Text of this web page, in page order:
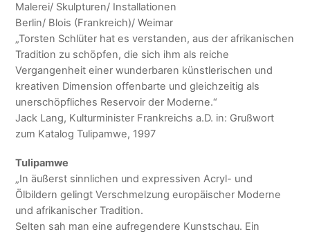
Malerei/ Skulpturen/ Installationen
Berlin/ Blois (Frankreich)/ Weimar
„Torsten Schlüter hat es verstanden, aus der afrikanischen
Tradition zu schöpfen, die sich ihm als reiche
Vergangenheit einer wunderbaren künstlerischen und
kreativen Dimension offenbarte und gleichzeitig als
unerschöpfliches Reservoir der Moderne.“
Jack Lang, Kulturminister Frankreichs a.D. in: Grußwort
zum Katalog Tulipamwe, 1997
Tulipamwe
„In äußerst sinnlichen und expressiven Acryl- und
Ölbildern gelingt Verschmelzung europäischer Moderne
und afrikanischer Tradition.
Selten sah man eine aufregendere Kunstschau. Ein